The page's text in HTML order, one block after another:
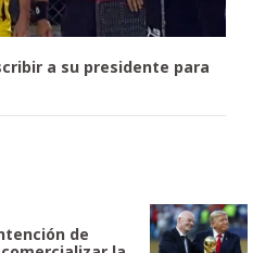
a su presidente para
de